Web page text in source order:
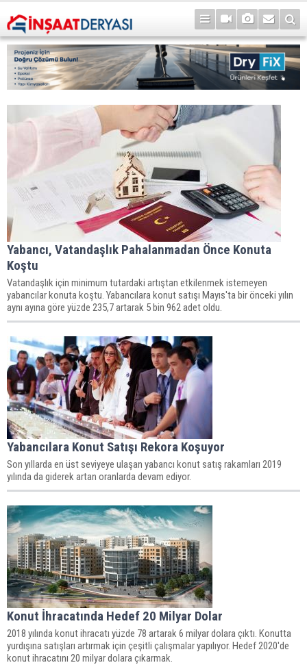
Yabancı, Vatandaşlık Pahalanmadan Önce Konuta
Koştu
Vatandaşlık için minimum tutardaki artıştan etkilenmek istemeyen
yabancılar konuta koştu. Yabancılara konut satışı Mayıs'ta bir önceki yılın
aynı ayına göre yüzde 235,7 artarak 5 bin 962 adet oldu.
Yabancılara Konut Satışı Rekora Koşuyor
Son yıllarda en üst seviyeye ulaşan yabancı konut satış rakamları 2019
yılında da giderek artan oranlarda devam ediyor.
Konut İhracatında Hedef 20 Milyar Dolar
2018 yılında konut ihracatı yüzde 78 artarak 6 milyar dolara çıktı. Konutta
yurdışına satışları artırmak için çeşitli çalışmalar yapılıyor. Hedef 2020'de
konut ihracatını 20 milyar dolara çıkarmak.